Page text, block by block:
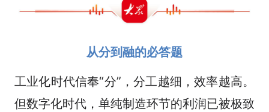
从分到融的必答题
工业化时代信奉“分”，分工越细，效率越高。
但数字化时代，单纯制造环节的利润已被极致